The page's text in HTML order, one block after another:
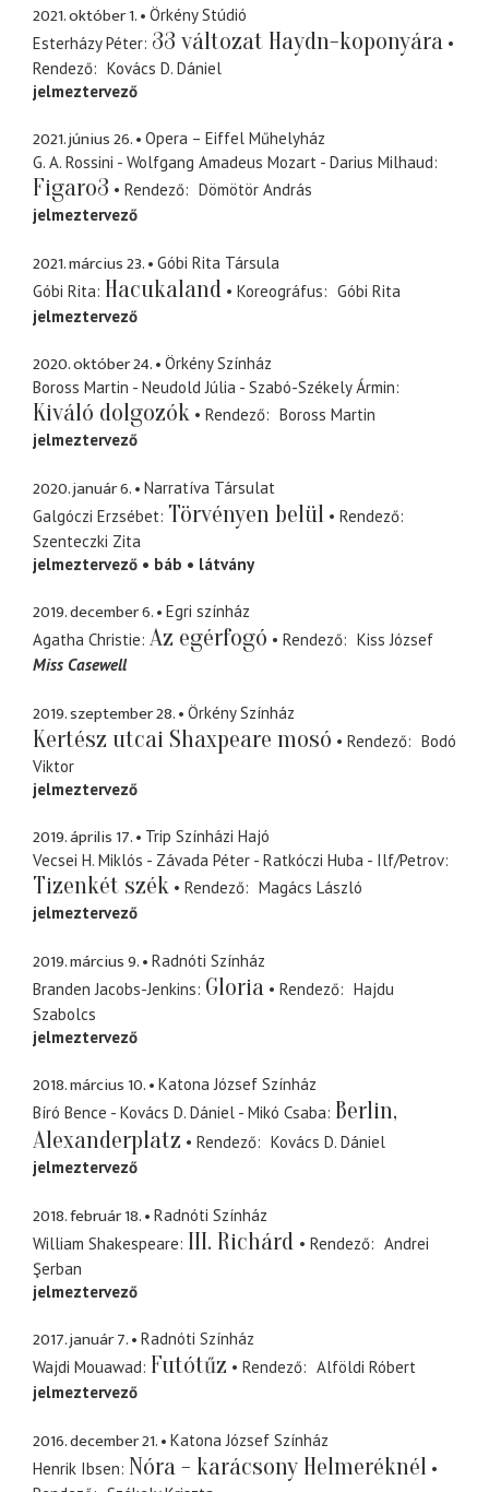
2021. október 1.
Örkény Stúdió
Esterházy Péter 33 változat Haydn-koponyára
Rendező
Kovács D. Dániel
jelmeztervező
2021. június 26.
Opera – Eiffel Műhelyház
G. A. Rossini - Wolfgang Amadeus Mozart - Darius Milhaud
Figaro3 Rendező
Dömötör András
jelmeztervező
2021. március 23.
Góbi Rita Társula
Góbi Rita Hacukaland Koreográfus
Góbi Rita
jelmeztervező
2020. október 24.
Örkény Színház
Boross Martin - Neudold Júlia - Szabó-Székely Ármin
Kiváló dolgozók Rendező
Boross Martin
jelmeztervező
2020. január 6.
Narratíva Társulat
Galgóczi Erzsébet Törvényen belül
Rendező
Szenteczki Zita
jelmeztervező
báb látvány
2019. december 6.
Egri színház
Agatha Christie Az egérfogó Rendező
Kiss József
Miss Casewell
2019. szeptember 28. Örkény Színház
Kertész utcai Shaxpeare mosó Rendező
Bodó
Viktor
jelmeztervező
2019. április 17.
Trip Színházi Hajó
Vecsei H. Miklós - Závada Péter - Ratkóczi Huba - Ilf/Petrov
Tizenkét szék Rendező
Magács László
jelmeztervező
2019. március 9.
Radnóti Színház
Branden Jacobs-Jenkins Gloria Rendező
Hajdu
Szabolcs
jelmeztervező
2018. március 10.
Katona József Színház
Bíró Bence - Kovács D. Dániel - Mikó Csaba Berlin,
Alexanderplatz
Rendező
Kovács D. Dániel
jelmeztervező
2018. február 18.
Radnóti Színház
William Shakespeare III. Richárd Rendező
Andrei
Şerban
jelmeztervező
2017. január 7.
Radnóti Színház
Wajdi Mouawad Futótűz Rendező
Alföldi Róbert
jelmeztervező
2016. december 21.
Katona József Színház
Henrik Ibsen Nóra - karácsony Helmeréknél